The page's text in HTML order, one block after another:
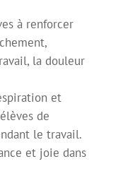
à renforcer
la douleur
et
de
le travail.
et joie dans